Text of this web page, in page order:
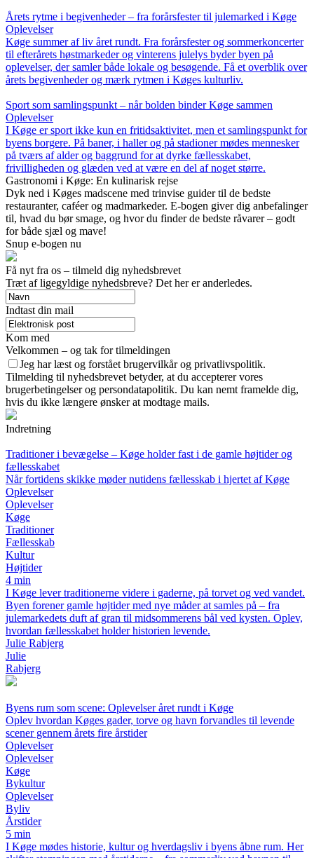
Årets rytme i begivenheder – fra forårsfester til julemarked i Køge
Oplevelser
Køge summer af liv året rundt. Fra forårsfester og sommerkoncerter
til efterårets høstmarkeder og vinterens julelys byder byen på
oplevelser, der samler både lokale og besøgende. Få et overblik over
årets begivenheder og mærk rytmen i Køges kulturliv.
Sport som samlingspunkt – når bolden binder Køge sammen
Oplevelser
I Køge er sport ikke kun en fritidsaktivitet, men et samlingspunkt for
byens borgere. På baner, i haller og på stadioner mødes mennesker
på tværs af alder og baggrund for at dyrke fællesskabet,
frivilligheden og glæden ved at være en del af noget større.
Gastronomi i Køge: En kulinarisk rejse
Dyk ned i Køges madscene med trinvise guider til de bedste
restauranter, caféer og madmarkeder. E-bogen giver dig anbefalinger
til, hvad du bør smage, og hvor du finder de bedste råvarer – godt
for både sjæl og mave!
Snup e-bogen nu
Få nyt fra os – tilmeld dig nyhedsbrevet
Træt af ligegyldige nyhedsbreve? Det her er anderledes.
Indtast din mail
Kom med
Velkommen – og tak for tilmeldingen
Jeg har læst og forstået brugervilkår og privatlivspolitik.
Tilmelding til nyhedsbrevet betyder, at du accepterer vores
brugerbetingelser og persondatapolitik. Du kan nemt framelde dig,
hvis du ikke længere ønsker at modtage mails.
Indretning
Traditioner i bevægelse – Køge holder fast i de gamle højtider og
fællesskabet
Når fortidens skikke møder nutidens fællesskab i hjertet af Køge
Oplevelser
Oplevelser
Køge
Traditioner
Fællesskab
Kultur
Højtider
4 min
I Køge lever traditionerne videre i gaderne, på torvet og ved vandet.
Byen forener gamle højtider med nye måder at samles på – fra
julemarkedets duft af gran til midsommerens bål ved kysten. Oplev,
hvordan fællesskabet holder historien levende.
Julie Rabjerg
Julie
Rabjerg
Byens rum som scene: Oplevelser året rundt i Køge
Oplev hvordan Køges gader, torve og havn forvandles til levende
scener gennem årets fire årstider
Oplevelser
Oplevelser
Køge
Bykultur
Oplevelser
Byliv
Årstider
5 min
I Køge mødes historie, kultur og hverdagsliv i byens åbne rum. Her